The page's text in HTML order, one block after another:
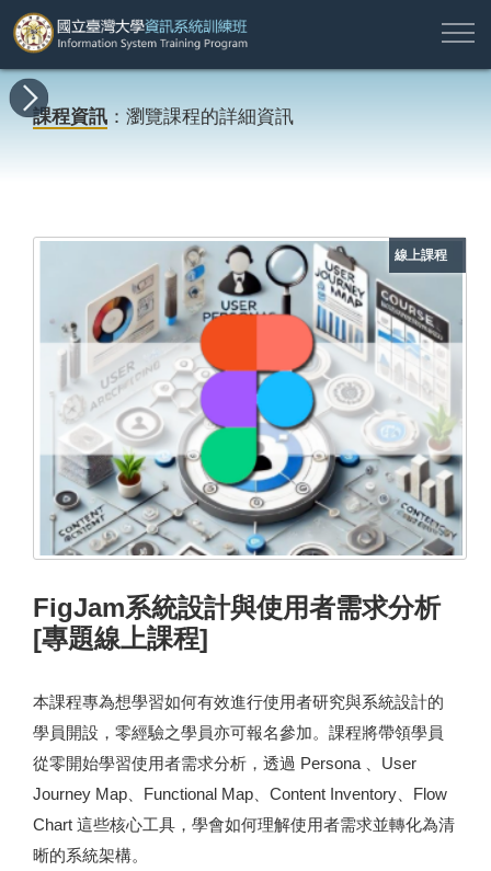
所
有
課
新
消
程
地
資
簡
業
名
名
資
於
本
願
專
註
入
課程資訊 ：瀏覽課程的詳細資訊
線上課程
FigJam系統設計與使用者需求分析
[專題線上課程]
本課程專為想學習如何有效進行使用者研究與系統設計的
學員開設，零經驗之學員亦可報名參加。課程將帶領學員
從零開始學習使用者需求分析，透過 Persona 、User
Journey Map、Functional Map、Content Inventory、Flow
Chart 這些核心工具，學會如何理解使用者需求並轉化為清
晰的系統架構。